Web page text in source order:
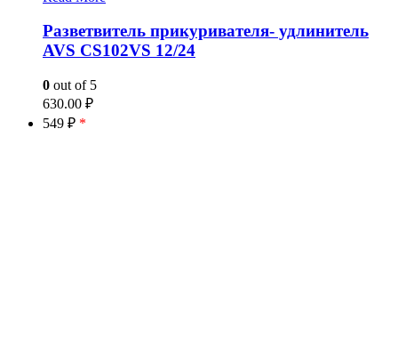
Разветвитель прикуривателя- удлинитель
AVS CS102VS 12/24
0 out of 5
630.00 ₽
549 ₽ *